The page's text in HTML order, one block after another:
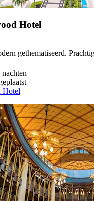
Hotel
gethematiseerd.
Hotel